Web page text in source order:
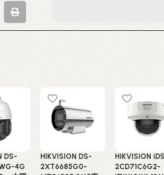
DS-
4G
HIKVISION DS-
2XT6685G0-
HIKVISION
2CD71C6G2-